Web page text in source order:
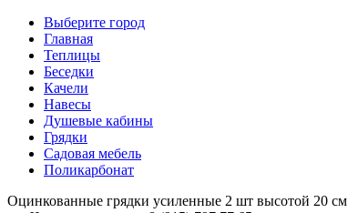
Выберите город
Главная
Теплицы
Беседки
Качели
Навесы
Душевые кабины
Грядки
Садовая мебель
Поликарбонат
Оцинкованные грядки усиленные 2 шт высотой 20 см